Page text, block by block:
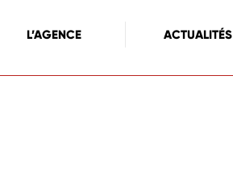
L’AGENCE ACTUALITÉS